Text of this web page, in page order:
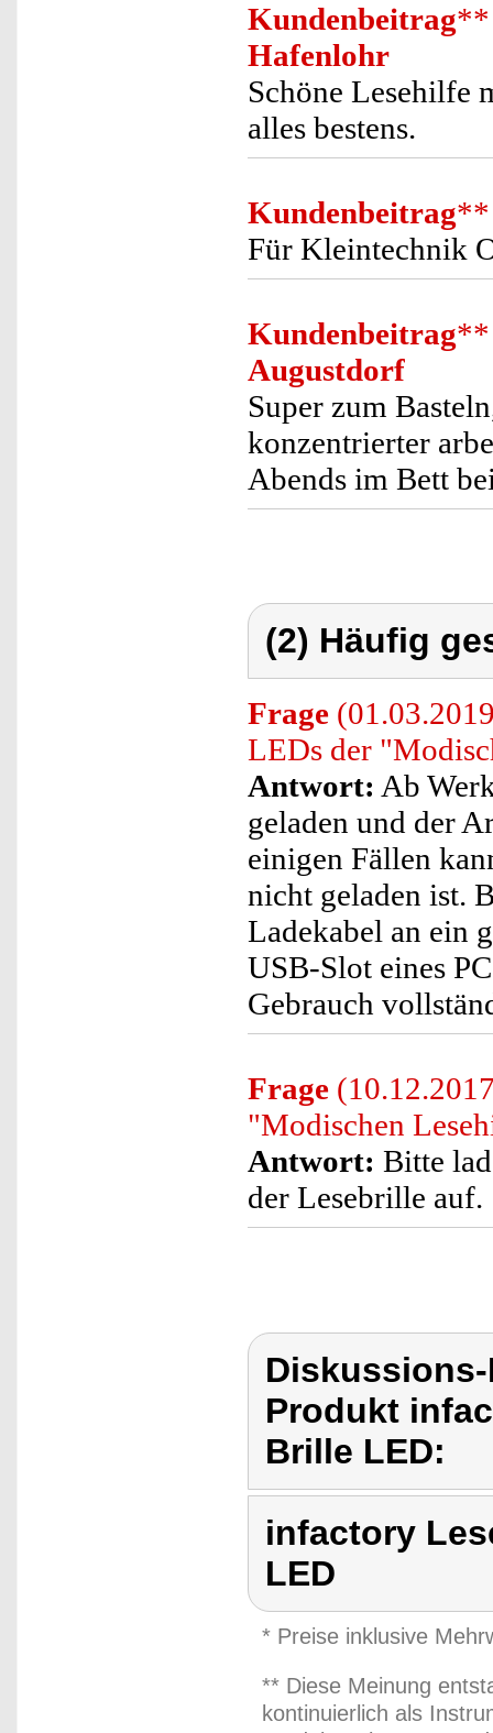
Kundenbeitrag**
Hafenlohr
Schöne Lesehilfe
alles bestens.
Kundenbeitrag**
Für Kleintechnik
Kundenbeitrag**
Augustdorf
Super zum
konzentrierter
Abends im Bett
(2) Häufig
Frage
LEDs der
Antwort: Ab
geladen und der
einigen Fällen
nicht geladen ist.
Ladekabel an ein
USB-Slot eines
Gebrauch
Frage
"Modischen
Antwort: Bitte
der Lesebrille auf.
Produkt
Brille LED:
infactory
LED
* Preise inklusive
** Diese Meinung
kontinuierlich als